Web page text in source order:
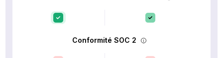
Conformité SOC 2